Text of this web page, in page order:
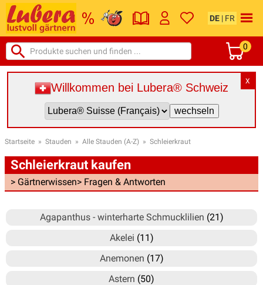
DE | FR
0
X
Willkommen bei Lubera® Schweiz
Startseite » Stauden » Alle Stauden (A-Z) » Schleierkraut
Schleierkraut kaufen
> Gärtnerwissen> Fragen & Antworten
Agapanthus - winterharte Schmucklilien (21)
Akelei (11)
Anemonen (17)
Astern (50)